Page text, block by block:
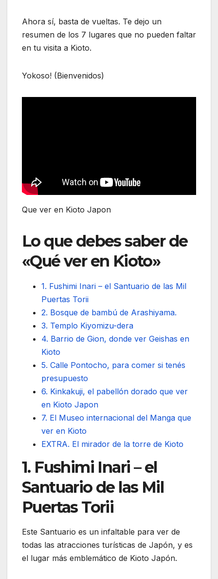
Ahora sí, basta de vueltas. Te dejo un
resumen de los 7 lugares que no pueden faltar
en tu visita a Kioto.
Yokoso! (Bienvenidos)
Que ver en Kioto Japon
Lo que debes saber de
«Qué ver en Kioto»
1. Fushimi Inari – el Santuario de las Mil
Puertas Torii
2. Bosque de bambú de Arashiyama.
3. Templo Kiyomizu-dera
4. Barrio de Gion, donde ver Geishas en
Kioto
5. Calle Pontocho, para comer si tenés
presupuesto
6. Kinkakuji, el pabellón dorado que ver
en Kioto Japon
7. El Museo internacional del Manga que
ver en Kioto
EXTRA. El mirador de la torre de Kioto
1. Fushimi Inari – el
Santuario de las Mil
Puertas Torii
Este Santuario es un infaltable para ver de
todas las atracciones turísticas de Japón, y es
el lugar más emblemático de Kioto Japón.